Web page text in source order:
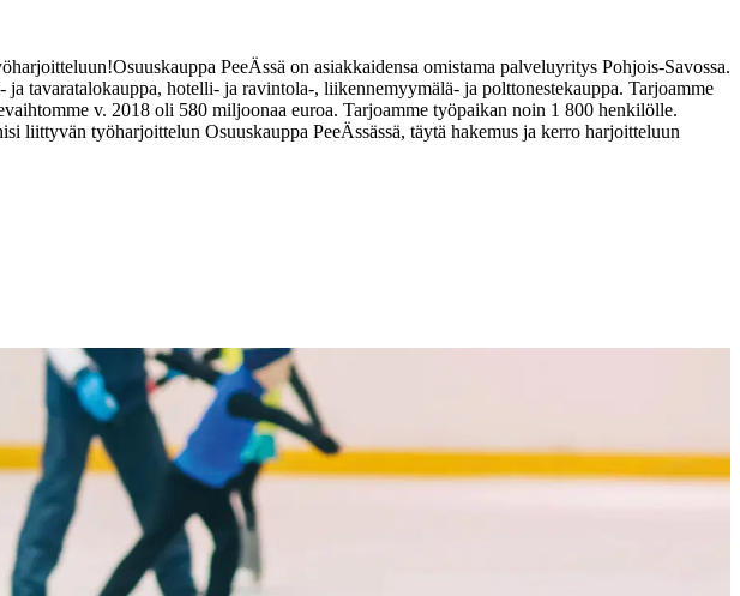
Osuuskauppa PeeÄssä on asiakkaidensa omistama palveluyritys Pohjois-Savossa.
tavaratalokauppa, hotelli- ja ravintola-, liikennemyymälä- ja polttonestekauppa. Tarjoamme
v. 2018 oli 580 miljoonaa euroa. Tarjoamme työpaikan noin 1 800 henkilölle.
liittyvän työharjoittelun Osuuskauppa PeeÄssässä, täytä hakemus ja kerro harjoitteluun